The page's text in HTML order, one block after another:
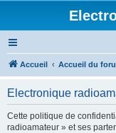
Accueil Accueil du
Electronique
Cette politique de
radioamateur » et ses